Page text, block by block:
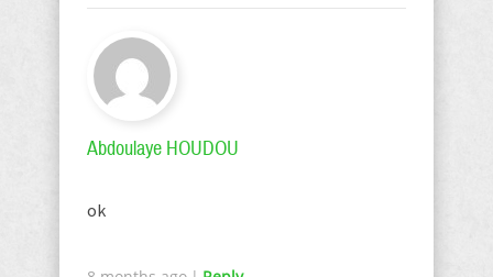
Abdoulaye HOUDOU
ok